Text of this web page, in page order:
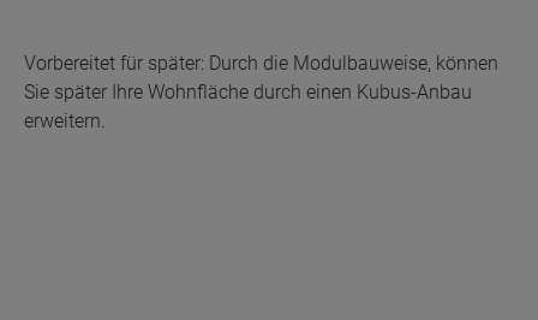
Vorbereitet für später: Durch die Modulbauweise, können
Sie später Ihre Wohnfläche durch einen Kubus-Anbau
erweitern.